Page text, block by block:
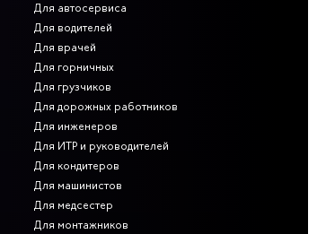
Для автосервиса
Для водителей
Для врачей
Для горничных
Для грузчиков
Для дорожных работников
Для инженеров
Для ИТР и руководителей
Для кондитеров
Для машинистов
Для медсестер
Для монтажников